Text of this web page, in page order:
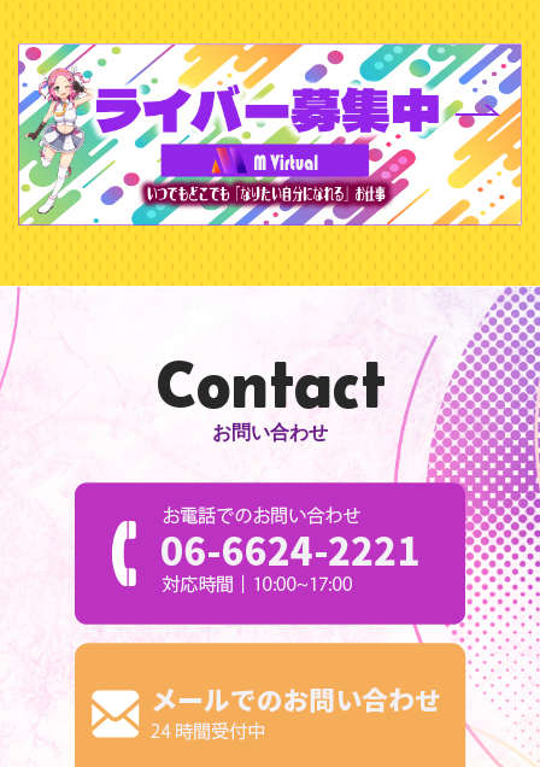
Contact
お問い合わせ